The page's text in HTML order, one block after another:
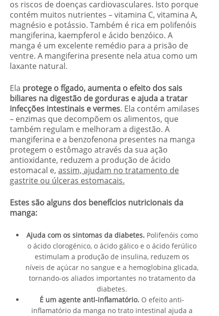
os riscos de doenças cardiovasculares. Isto porque
contém muitos nutrientes – vitamina C, vitamina A,
magnésio e potássio. Também é rica em polifenóis
mangiferina, kaempferol e ácido benzóico. A
manga é um excelente remédio para a prisão de
ventre. A mangiferina presente nela atua como um
laxante natural.
Ela protege o fígado, aumenta o efeito dos sais
biliares na digestão de gorduras e ajuda a tratar
infecções intestinais e vermes. Ela contém amilases
– enzimas que decompõem os alimentos, que
também regulam e melhoram a digestão. A
mangiferina e a benzofenona presentes na manga
protegem o estômago através da sua ação
antioxidante, reduzem a produção de ácido
estomacal e, assim, ajudam no tratamento de
gastrite ou úlceras estomacais.
Estes são alguns dos benefícios nutricionais da
manga:
Ajuda com os sintomas da diabetes.Polifenóis como
o ácido clorogénico, o ácido gálico e o ácido ferúlico
estimulam a produção de insulina, reduzem os
níveis de açúcar no sangue e a hemoglobina glicada,
tornando-os aliados importantes no tratamento da
diabetes.
É um agente anti-inflamatório. O efeito anti-
inflamatório da manga no trato intestinal ajuda a